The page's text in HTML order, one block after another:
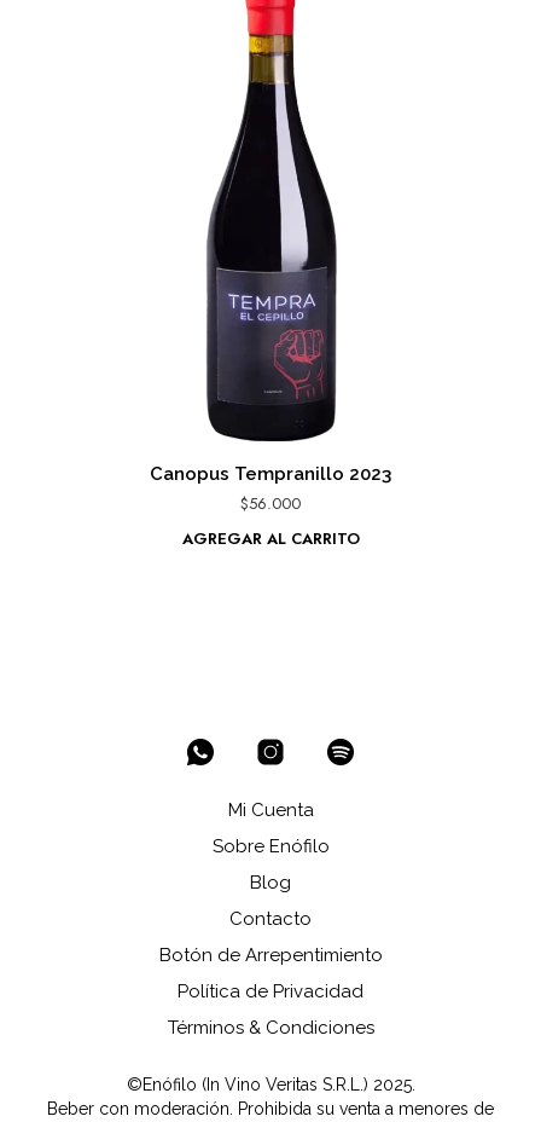
Canopus Tempranillo 2023
$56.000
AGREGAR AL CARRITO
Mi Cuenta
Sobre Enófilo
Blog
Contacto
Botón de Arrepentimiento
Política de Privacidad
Términos & Condiciones
©Enófilo (In Vino Veritas S.R.L.) 2025.
Beber con moderación. Prohibida su venta a menores de